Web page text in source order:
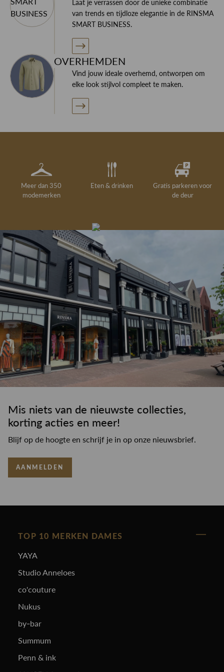
Laat je verrassen door de unieke combinatie
van trends en tijdloze elegantie in de RINSMA
SMART BUSINESS.
OVERHEMDEN
Vind jouw ideale overhemd, ontworpen om
elke look stijlvol compleet te maken.
Meer dan 350
modemerken
Eten & drinken
Gratis parkeren voor
de deur
drankje
Gratis retourneren in
de winkel
Deskundig
kledingadvies
Mis niets van de nieuwste collecties,
korting acties en meer!
Blijf op de hoogte en schrijf je in op onze nieuwsbrief.
AANMELDEN
TOP 10 MERKEN DAMES
YAYA
Studio Anneloes
co'couture
Nukus
by-bar
Summum
Penn & ink